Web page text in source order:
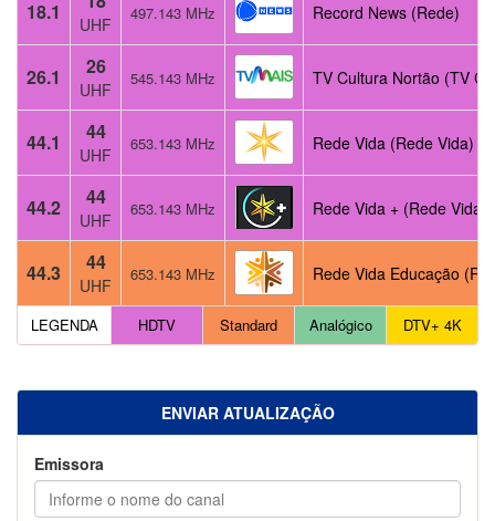
18.1 UHF
497.143 MHz Record News (Rede)
26.1 26
UHF
545.143 MHz TV Cultura Nortão (TV
44.1 44
UHF
653.143 MHz Rede Vida (Rede Vida)
44.2 44
UHF
653.143 MHz Rede Vida + (Rede Vida)
44.3 44
UHF
653.143 MHz Rede Vida Educação
LEGENDA HDTV Standard Analógico DTV+ 4K
ENVIAR ATUALIZAÇÃO
Emissora